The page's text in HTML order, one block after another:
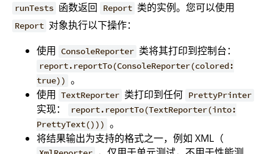
runTests 函数返回 Report 类的实例。您可以使用
Report 对象执行以下操作：
使用 ConsoleReporter 类将其打印到控制台：
report.reportTo(ConsoleReporter(colored:
true)) 。
使用 TextReporter 类打印到任何 PrettyPrinter
实现：
report.reportTo(TextReporter(into:
PrettyText())) 。
将结果输出为支持的格式之一，例如 XML（